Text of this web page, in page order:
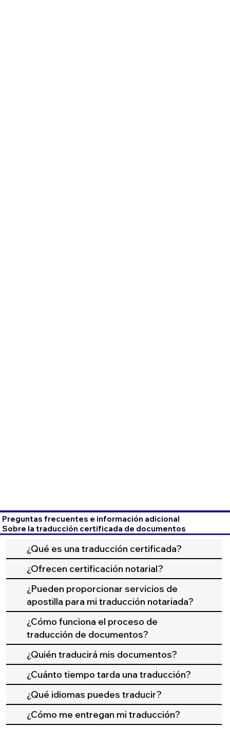
Preguntas frecuentes e información adicional
Sobre la traducción certificada de documentos
¿Qué es una traducción certificada?
¿Ofrecen certificación notarial?
¿Pueden proporcionar servicios de
apostilla para mi traducción notariada?
¿Cómo funciona el proceso de
traducción de documentos?
¿Quién traducirá mis documentos?
¿Cuánto tiempo tarda una traducción?
¿Qué idiomas puedes traducir?
¿Cómo me entregan mi traducción?